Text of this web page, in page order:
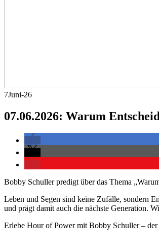
7Juni-26
07.06.2026: Warum
Bobby Schuller predigt über das Thema
Leben und Segen sind keine Zufälle, sondern
und prägt damit auch die nächste Generation.
Erlebe Hour of Power mit Bobby Schuller –